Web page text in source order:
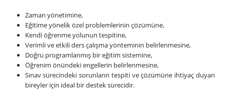
Zaman yönetimine,
Eğitime yönelik özel problemlerinin çözümüne,
Kendi öğrenme yolunun tespitine,
Verimli ve etkili ders çalışma yönteminin belirlenmesine,
Doğru programlanmış bir eğitim sistemine,
Öğrenim önündeki engellerin belirlenmesine,
Sınav sürecindeki sorunların tespiti ve çözümüne ihtiyaç duyan
bireyler için ideal bir destek sürecidir.